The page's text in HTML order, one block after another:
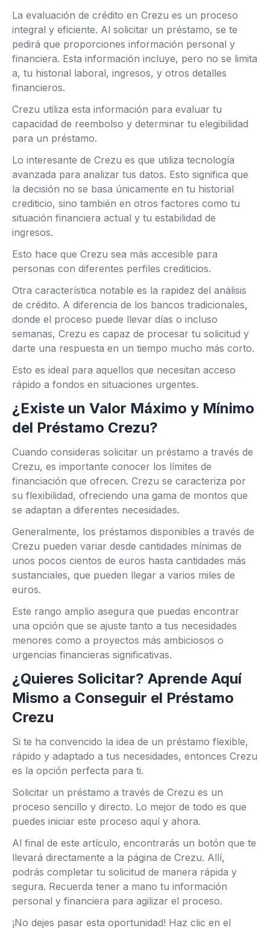
La evaluación de crédito en Crezu es un proceso
integral y eficiente. Al solicitar un préstamo, se te
pedirá que proporciones información personal y
financiera. Esta información incluye, pero no se limita
a, tu historial laboral, ingresos, y otros detalles
financieros.
Crezu utiliza esta información para evaluar tu
capacidad de reembolso y determinar tu elegibilidad
para un préstamo.
Lo interesante de Crezu es que utiliza tecnología
avanzada para analizar tus datos. Esto significa que
la decisión no se basa únicamente en tu historial
crediticio, sino también en otros factores como tu
situación financiera actual y tu estabilidad de
ingresos.
Esto hace que Crezu sea más accesible para
personas con diferentes perfiles crediticios.
Otra característica notable es la rapidez del análisis
de crédito. A diferencia de los bancos tradicionales,
donde el proceso puede llevar días o incluso
semanas, Crezu es capaz de procesar tu solicitud y
darte una respuesta en un tiempo mucho más corto.
Esto es ideal para aquellos que necesitan acceso
rápido a fondos en situaciones urgentes.
¿Existe un Valor Máximo y Mínimo
del Préstamo Crezu?
Cuando consideras solicitar un préstamo a través de
Crezu, es importante conocer los límites de
financiación que ofrecen. Crezu se caracteriza por
su flexibilidad, ofreciendo una gama de montos que
se adaptan a diferentes necesidades.
Generalmente, los préstamos disponibles a través de
Crezu pueden variar desde cantidades mínimas de
unos pocos cientos de euros hasta cantidades más
sustanciales, que pueden llegar a varios miles de
euros.
Este rango amplio asegura que puedas encontrar
una opción que se ajuste tanto a tus necesidades
menores como a proyectos más ambiciosos o
urgencias financieras significativas.
¿Quieres Solicitar? Aprende Aquí
Mismo a Conseguir el Préstamo
Crezu
Si te ha convencido la idea de un préstamo flexible,
rápido y adaptado a tus necesidades, entonces Crezu
es la opción perfecta para ti.
Solicitar un préstamo a través de Crezu es un
proceso sencillo y directo. Lo mejor de todo es que
puedes iniciar este proceso aquí y ahora.
Al final de este artículo, encontrarás un botón que te
llevará directamente a la página de Crezu. Allí,
podrás completar tu solicitud de manera rápida y
segura. Recuerda tener a mano tu información
personal y financiera para agilizar el proceso.
¡No dejes pasar esta oportunidad! Haz clic en el